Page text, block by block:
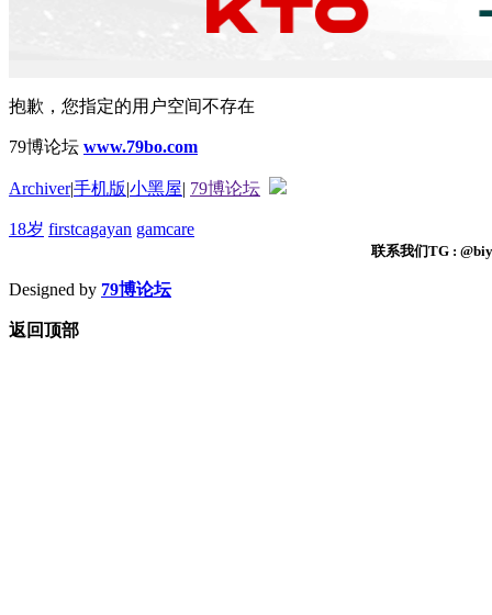
抱歉，您指定的用户空间不存在
79博论坛 www.79bo.com
Archiver|手机版|小黑屋| 79博论坛
18岁 firstcagayan gamcare
联系我们TG :
Designed by 79博论坛
返回顶部